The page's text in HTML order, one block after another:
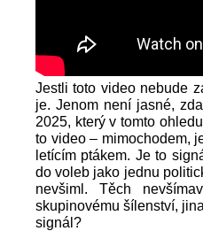
Jestli toto video nebude
je. Jenom není jasné,
2025, který v tomto
to video – mimochodem,
letícím ptákem. Je to
do voleb jako jednu
nevšiml. Těch
skupinovému šílenství,
signál?